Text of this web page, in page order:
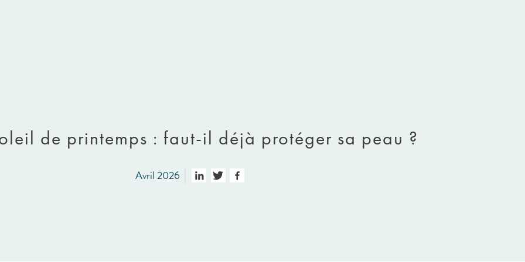
de printemps : faut-il déjà protéger sa peau ?
Avril 2026